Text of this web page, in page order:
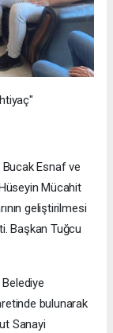
Esnaf ve
Mücahit
geliştirilmesi
Başkan Tuğcu
Belediye
bulunarak
Sanayi